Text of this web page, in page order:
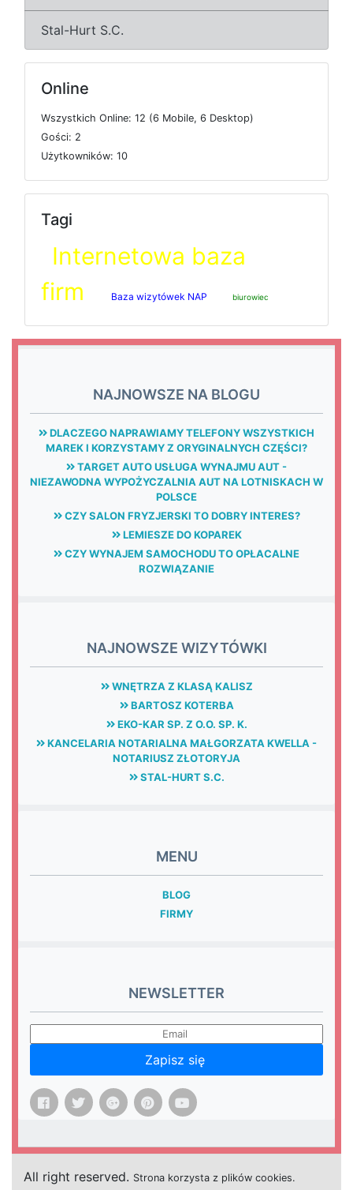
Stal-Hurt S.C.
Online
Wszystkich Online: 12 (6 Mobile, 6 Desktop)
Gości: 2
Użytkowników: 10
Tagi
Internetowa baza
firm
Baza wizytówek NAP biurowiec
NAJNOWSZE NA BLOGU
DLACZEGO NAPRAWIAMY TELEFONY WSZYSTKICH
MAREK I KORZYSTAMY Z ORYGINALNYCH CZĘŚCI?
TARGET AUTO USŁUGA WYNAJMU AUT -
NIEZAWODNA WYPOŻYCZALNIA AUT NA LOTNISKACH W
POLSCE
CZY SALON FRYZJERSKI TO DOBRY INTERES?
LEMIESZE DO KOPAREK
CZY WYNAJEM SAMOCHODU TO OPŁACALNE
ROZWIĄZANIE
NAJNOWSZE WIZYTÓWKI
WNĘTRZA Z KLASĄ KALISZ
BARTOSZ KOTERBA
EKO-KAR SP. Z O.O. SP. K.
KANCELARIA NOTARIALNA MAŁGORZATA KWELLA -
NOTARIUSZ ZŁOTORYJA
STAL-HURT S.C.
MENU
BLOG
FIRMY
NEWSLETTER
Zapisz się
All right reserved. Strona korzysta z plików cookies.